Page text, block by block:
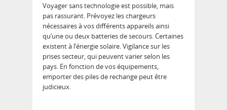
Voyager sans technologie est possible, mais
pas rassurant. Prévoyez les chargeurs
nécessaires à vos différents appareils ainsi
qu’une ou deux batteries de secours. Certaines
existent à l’énergie solaire. Vigilance sur les
prises secteur, qui peuvent varier selon les
pays. En fonction de vos équipements,
emporter des piles de rechange peut être
judicieux.